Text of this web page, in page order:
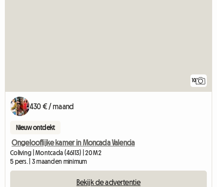
10
430 € / maand
Nieuw ontdekt
Ongelooflijke kamer in Moncada Valencia
Coliving | Montcada (46113) | 20 M2
5 pers. | 3 maanden minimum
Bekijk de advertentie